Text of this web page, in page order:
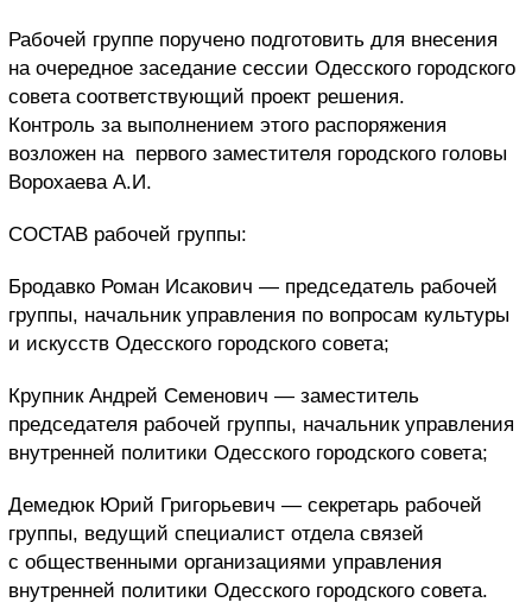
Рабочей группе поручено подготовить для внесения
на очередное заседание сессии Одесского городского
совета соответствующий проект решения.
Контроль за выполнением этого распоряжения
возложен на первого заместителя городского головы
Ворохаева А.И.
СОСТАВ рабочей группы:
Бродавко Роман Исакович — председатель рабочей
группы, начальник управления по вопросам культуры
и искусств Одесского городского совета;
Крупник Андрей Семенович — заместитель
председателя рабочей группы, начальник управления
внутренней политики Одесского городского совета;
Демедюк Юрий Григорьевич — секретарь рабочей
группы, ведущий специалист отдела связей
с общественными организациями управления
внутренней политики Одесского городского совета.